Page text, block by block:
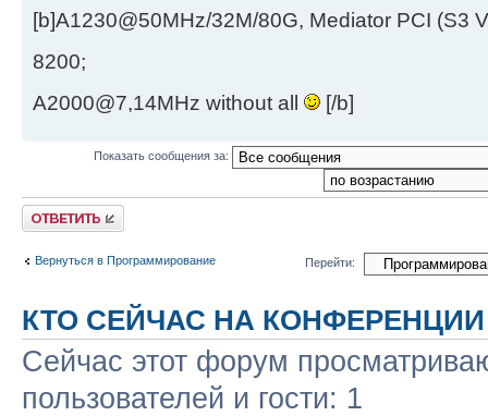
[b]A1230@50MHz/32M/80G, Mediator PCI (S3
8200;
A2000@7,14MHz without all
[/b]
Показать сообщения за:
Ответить
Вернуться в Программирование Перейти:
КТО СЕЙЧАС НА КОНФЕРЕНЦИИ
Сейчас этот форум
пользователей и гости: 1